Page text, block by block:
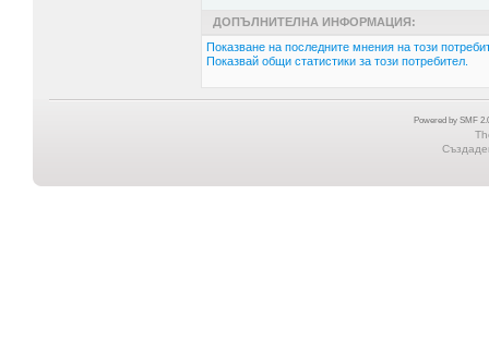
ДОПЪЛНИТЕЛНА ИНФОРМАЦИЯ:
Показване на последните мнения на този
Показвай общи статистики за този потребител.
Powered by SMF